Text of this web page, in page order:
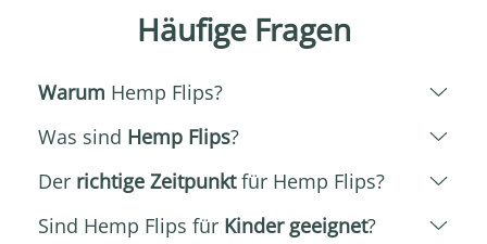
Häufige Fragen
Warum Hemp Flips?
Was sind Hemp Flips?
Der richtige Zeitpunktfür Hemp Flips?
Sind Hemp Flips für Kinder geeignet?